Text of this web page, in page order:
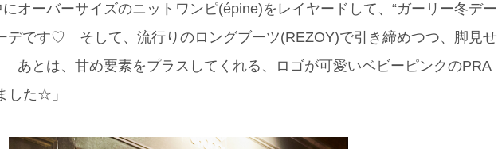
オーバーサイズのニットワンピ(épine)をレイヤードして、“ガーリー冬デー
デです♡ そして、流行りのロングブーツ(REZOY)で引き締めつつ、脚見せ
あとは、甘め要素をプラスしてくれる、ロゴが可愛いベビーピンクのPRA
した☆」